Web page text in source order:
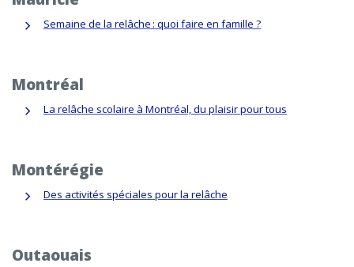
Semaine de la relâche : quoi faire en famille ?
Montréal
La relâche scolaire à Montréal, du plaisir pour tous
Montérégie
Des activités spéciales pour la relâche
Outaouais